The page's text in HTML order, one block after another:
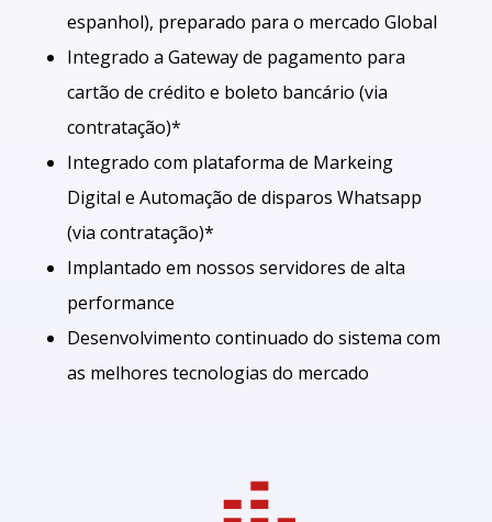
espanhol), preparado para o mercado Global
Integrado a Gateway de pagamento para
cartão de crédito e boleto bancário (via
contratação)*
Integrado com plataforma de Markeing
Digital e Automação de disparos Whatsapp
(via contratação)*
Implantado em nossos servidores de alta
performance
Desenvolvimento continuado do sistema com
as melhores tecnologias do mercado